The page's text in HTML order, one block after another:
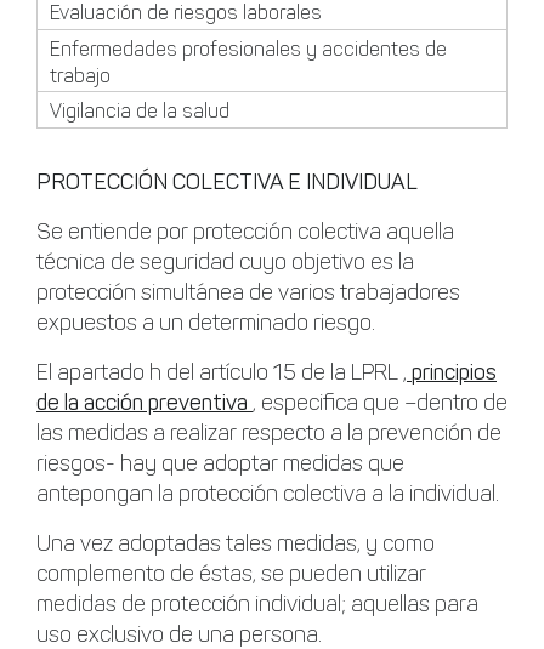
Evaluación de riesgos laborales
Enfermedades profesionales y accidentes de
trabajo
Vigilancia de la salud
PROTECCIÓN COLECTIVA E INDIVIDUAL
Se entiende por protección colectiva aquella
técnica de seguridad cuyo objetivo es la
protección simultánea de varios trabajadores
expuestos a un determinado riesgo.
El apartado h del artículo 15 de la LPRL , principios
de la acción preventiva , especifica que –dentro de
las medidas a realizar respecto a la prevención de
riesgos- hay que adoptar medidas que
antepongan la protección colectiva a la individual.
Una vez adoptadas tales medidas, y como
complemento de éstas, se pueden utilizar
medidas de protección individual; aquellas para
uso exclusivo de una persona.